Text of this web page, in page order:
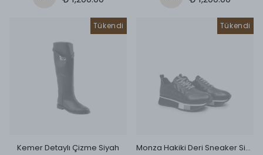
Tükendi
Kemer Detaylı Çizme Siyah
Tükendi
Monza Hakiki Deri Sneaker Siyah